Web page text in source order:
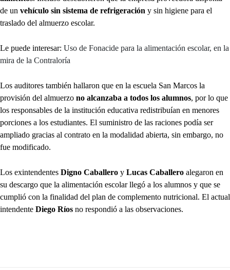
de un vehículo sin sistema de refrigeración y sin higiene para el
traslado del almuerzo escolar.
Le puede interesar: Uso de Fonacide para la alimentación escolar, en la
mira de la Contraloría
Los auditores también hallaron que en la escuela San Marcos la
provisión del almuerzo no alcanzaba a todos los alumnos, por lo que
los responsables de la institución educativa redistribuían en menores
porciones a los estudiantes. El suministro de las raciones podía ser
ampliado gracias al contrato en la modalidad abierta, sin embargo, no
fue modificado.
Los exintendentes Digno Caballero y Lucas Caballero alegaron en
su descargo que la alimentación escolar llegó a los alumnos y que se
cumplió con la finalidad del plan de complemento nutricional. El actual
intendente Diego Ríos no respondió a las observaciones.